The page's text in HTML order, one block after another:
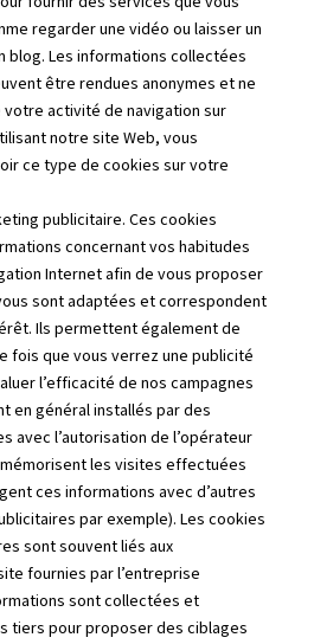
regarder une vidéo ou laisser un
blog. Les informations collectées
être rendues anonymes et ne
activité de navigation sur
notre site Web, vous
ce type de cookies sur votre
publicitaire. Ces cookies
concernant vos habitudes
Internet afin de vous proposer
sont adaptées et correspondent
Ils permettent également de
fois que vous verrez une publicité
l’efficacité de nos campagnes
en général installés par des
avec l’autorisation de l’opérateur
les visites effectuées
ces informations avec d’autres
par exemple). Les cookies
sont souvent liés aux
fournies par l’entreprise
sont collectées et
tiers pour proposer des ciblages